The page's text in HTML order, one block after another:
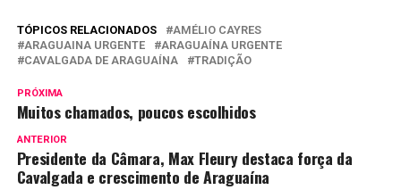
TÓPICOS RELACIONADOS
AMÉLIO CAYRES
ARAGUAINA URGENTE
ARAGUAÍNA URGENTE
CAVALGADA DE ARAGUAÍNA
TRADIÇÃO
PRÓXIMA
Muitos chamados, poucos escolhidos
ANTERIOR
Presidente da Câmara, Max Fleury destaca força da
Cavalgada e crescimento de Araguaína